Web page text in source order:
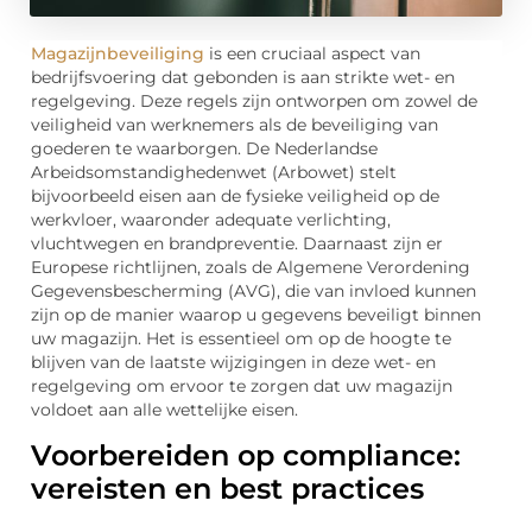
Magazijnbeveiliging is een cruciaal aspect van
bedrijfsvoering dat gebonden is aan strikte wet- en
regelgeving. Deze regels zijn ontworpen om zowel de
veiligheid van werknemers als de beveiliging van
goederen te waarborgen. De Nederlandse
Arbeidsomstandighedenwet (Arbowet) stelt
bijvoorbeeld eisen aan de fysieke veiligheid op de
werkvloer, waaronder adequate verlichting,
vluchtwegen en brandpreventie. Daarnaast zijn er
Europese richtlijnen, zoals de Algemene Verordening
Gegevensbescherming (AVG), die van invloed kunnen
zijn op de manier waarop u gegevens beveiligt binnen
uw magazijn. Het is essentieel om op de hoogte te
blijven van de laatste wijzigingen in deze wet- en
regelgeving om ervoor te zorgen dat uw magazijn
voldoet aan alle wettelijke eisen.
Voorbereiden op compliance:
vereisten en best practices